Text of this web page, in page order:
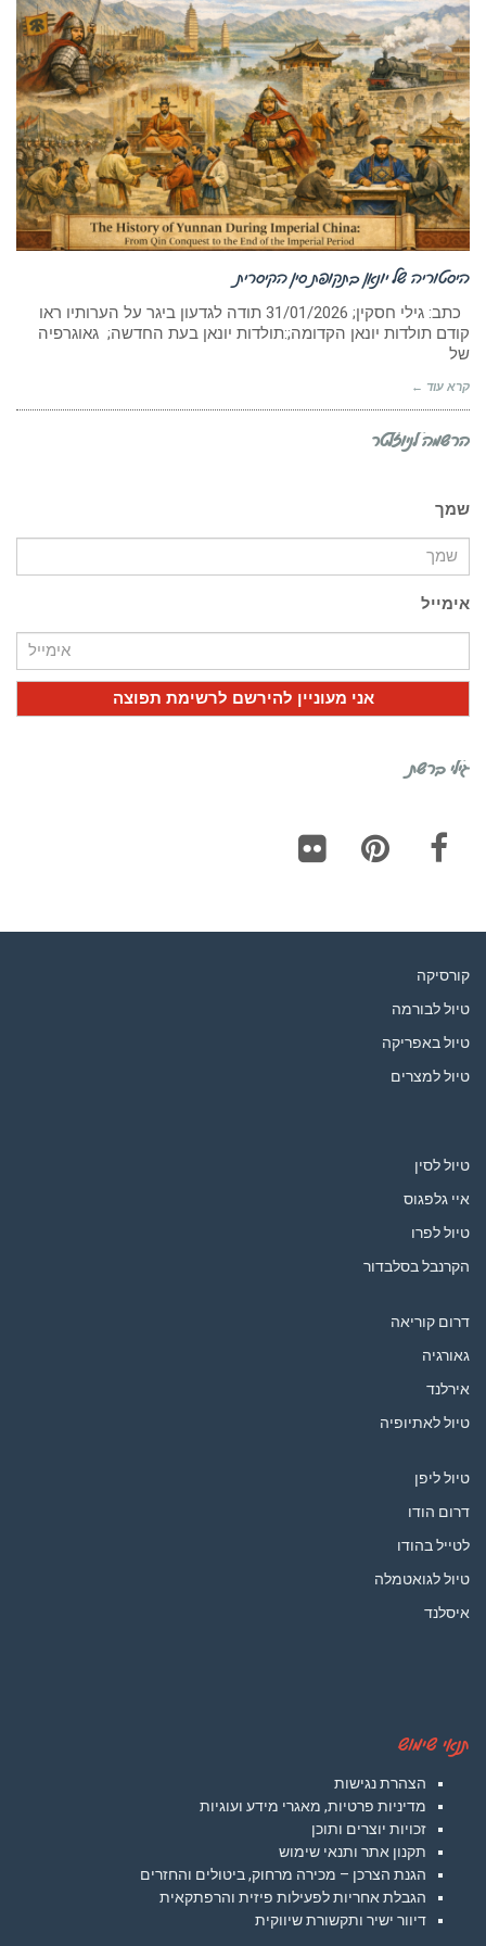
היסטוריה של יונאן בתקופת סין הקיסרית
כתב: גילי חסקין; ‏31/01/2026 תודה לגדעון ביגר על הערותיו ראו
קודם תולדות יונאן הקדומה;:תולדות יונאן בעת החדשה; גאוגרפיה
של
קרא עוד ←
הרשמה לניוזלטר
שמך
אימייל
גילי ברשת
קורסיקה
טיול לבורמה
טיול באפריקה
טיול למצרים
טיול לסין
איי גלפגוס
טיול לפרו
הקרנבל בסלבדור
דרום קוריאה
גאורגיה
אירלנד
טיול לאתיופיה
טיול ליפן
דרום הודו
לטייל בהודו
טיול לגואטמלה
איסלנד
תנאי שימוש
הצהרת נגישות
מדיניות פרטיות, מאגרי מידע ועוגיות
זכויות יוצרים ותוכן
תקנון אתר ותנאי שימוש
הגנת הצרכן – מכירה מרחוק, ביטולים והחזרים
הגבלת אחריות לפעילות פיזית והרפתקאית
דיוור ישיר ותקשורת שיווקית